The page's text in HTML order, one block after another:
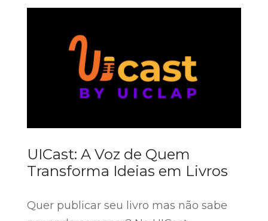
UICast: A Voz de Quem
Transforma Ideias em Livros
Quer publicar seu livro mas não sabe